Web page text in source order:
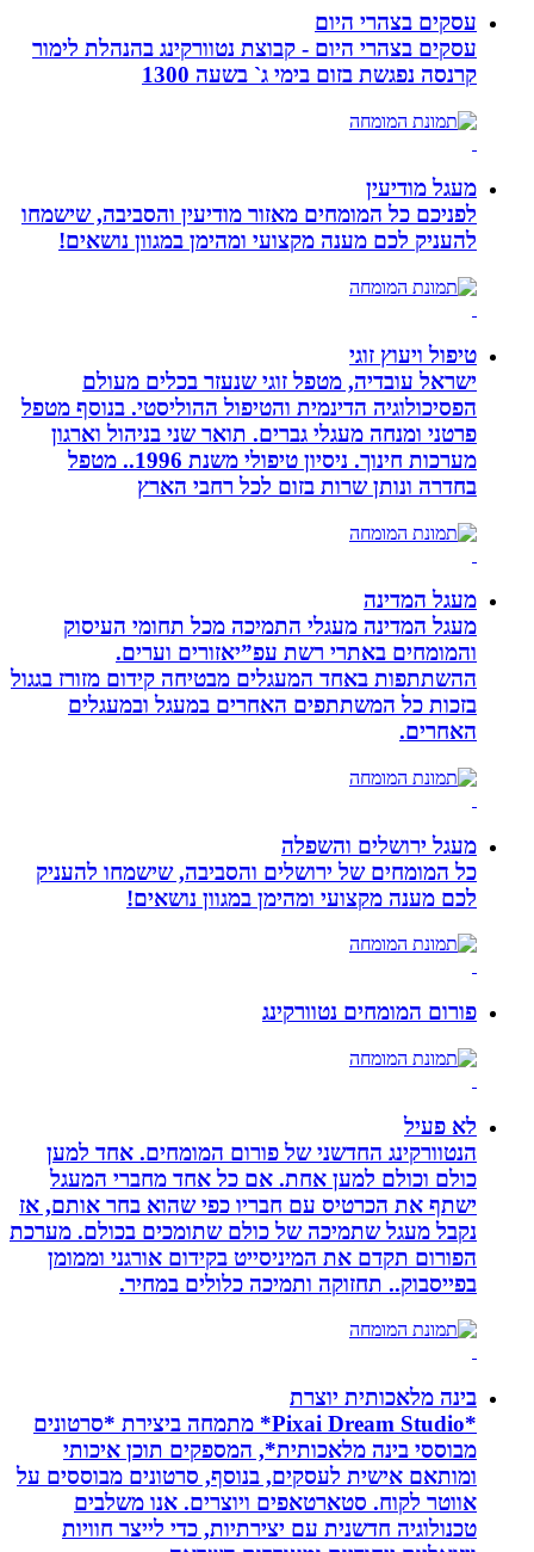
עסקים בצהרי היום
עסקים בצהרי היום - קבוצת נטוורקינג בהנהלת לימור
קרנסה נפגשת בזום בימי ג` בשעה 1300
מעגל מודיעין
לפניכם כל המומחים מאזור מודיעין והסביבה, שישמחו
להעניק לכם מענה מקצועי ומהימן במגוון נושאים!
טיפול ויעוץ זוגי
ישראל עובדיה, מטפל זוגי שנעזר בכלים מעולם
הפסיכולוגיה הדינמית והטיפול ההוליסטי. בנוסף מטפל
פרטני ומנחה מעגלי גברים. תואר שני בניהול וארגון
מערכות חינוך. ניסיון טיפולי משנת 1996.. מטפל
בחדרה ונותן שרות בזום לכל רחבי הארץ
מעגל המדינה
מעגל המדינה מעגלי התמיכה מכל תחומי העיסוק
והמומחים באתרי רשת עפ”יאזורים וערים.
ההשתתפות באחד המעגלים מבטיחה קידום מזורז בגגול
בזכות כל המשתתפים האחרים במעגל ובמעגלים
האחרים.
מעגל ירושלים והשפלה
כל המומחים של ירושלים והסביבה, שישמחו להעניק
לכם מענה מקצועי ומהימן במגוון נושאים!
פורום המומחים נטוורקינג
לא פעיל
הנטוורקינג החדשני של פורום המומחים. אחד למען
כולם וכולם למען אחת. אם כל אחד מחברי המעגל
ישתף את הכרטיס עם חבריו כפי שהוא בחר אותם, אז
נקבל מעגל שתמיכה של כולם שתומכים בכולם. מערכת
הפורום תקדם את המיניסייט בקידום אורגני וממומן
בפייסבוק.. תחזוקה ותמיכה כלולים במחיר.
בינה מלאכותית יוצרת
*Pixai Dream Studio* מתמחה ביצירת *סרטונים
מבוססי בינה מלאכותית*, המספקים תוכן איכותי
ומותאם אישית לעסקים, בנוסף, סרטונים מבוססים על
אווטר לקוח. סטארטאפים ויוצרים. אנו משלבים
טכנולוגיה חדשנית עם יצירתיות, כדי לייצר חוויות